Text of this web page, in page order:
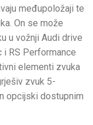
međupoložaji te
On se može
u vožnji Audi drive
i RS Performance
elementi zvuka
zvuk 5-
opcijski dostupnim